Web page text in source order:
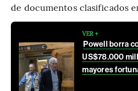
de documentos clasificados
VER +
Powell borra
US$78.000
mayores